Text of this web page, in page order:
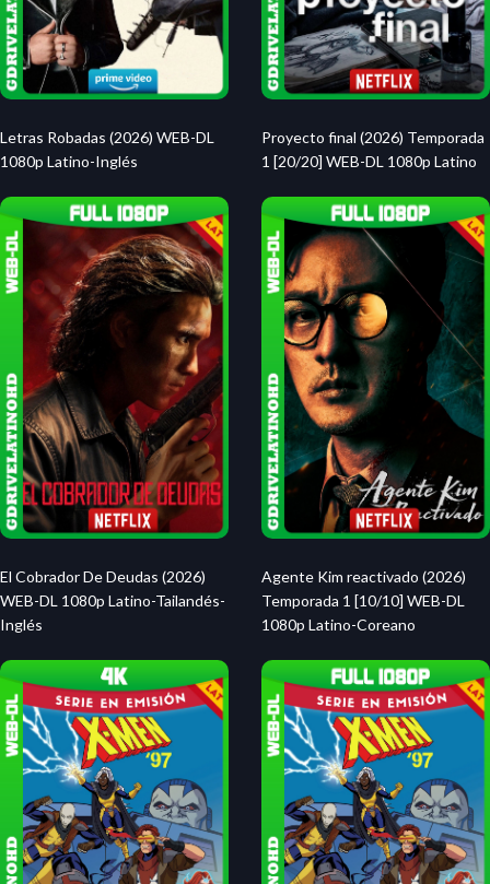
Letras Robadas (2026) WEB-DL
1080p Latino-Inglés
Proyecto final (2026) Temporada
1 [20/20] WEB-DL 1080p Latino
El Cobrador De Deudas (2026)
WEB-DL 1080p Latino-Tailandés-
Inglés
Agente Kim reactivado (2026)
Temporada 1 [10/10] WEB-DL
1080p Latino-Coreano